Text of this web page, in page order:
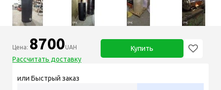
Цена: 8700UAH
Рассчитать доставку
Купить
или Быстрый заказ